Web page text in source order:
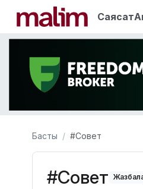
Саясат
Басты #Совет
#Совет